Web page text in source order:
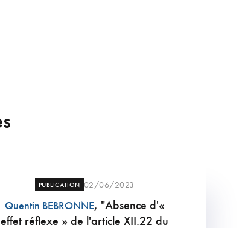
PUBLICATION 02/06/2023
Quentin BEBRONNE, "Absence d'«
effet réflexe » de l'article XII.22 du